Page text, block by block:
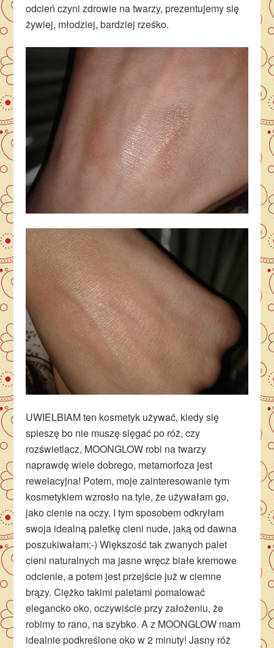
odcień czyni zdrowie na twarzy, prezentujemy się
żywiej, młodziej, bardziej rześko.
UWIELBIAM ten kosmetyk używać, kiedy się
spieszę bo nie muszę sięgać po róż, czy
rozświetlacz, MOONGLOW robi na twarzy
naprawdę wiele dobrego, metamorfoza jest
rewelacyjna! Potem, moje zainteresowanie tym
kosmetykiem wzrosło na tyle, że używałam go,
jako cienie na oczy. I tym sposobem odkryłam
swoja idealną paletkę cieni nude, jaką od dawna
poszukiwałam:-) Większość tak zwanych palet
cieni naturalnych ma jasne wręcz białe kremowe
odcienie, a potem jest przejście już w ciemne
brązy. Ciężko takimi paletami pomalować
elegancko oko, oczywiście przy założeniu, że
robimy to rano, na szybko. A z MOONGLOW mam
idealnie podkreślone oko w 2 minuty! Jasny róż